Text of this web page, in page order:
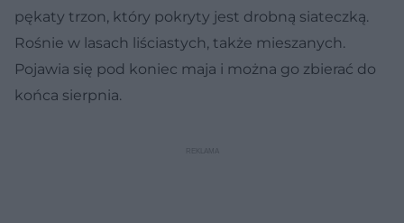
pękaty trzon, który pokryty jest drobną siateczką.
Rośnie w lasach liściastych, także mieszanych.
Pojawia się pod koniec maja i można go zbierać do
końca sierpnia.